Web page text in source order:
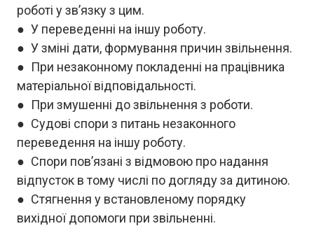
роботі у зв’язку з цим.
● У переведенні на іншу роботу.
● У зміні дати, формування причин звільнення.
● При незаконному покладенні на працівника
матеріальної відповідальності.
● При змушенні до звільнення з роботи.
● Судові спори з питань незаконного
переведення на іншу роботу.
● Спори пов’язані з відмовою про надання
відпусток в тому числі по догляду за дитиною.
● Стягнення у встановленому порядку
вихідної допомоги при звільненні.